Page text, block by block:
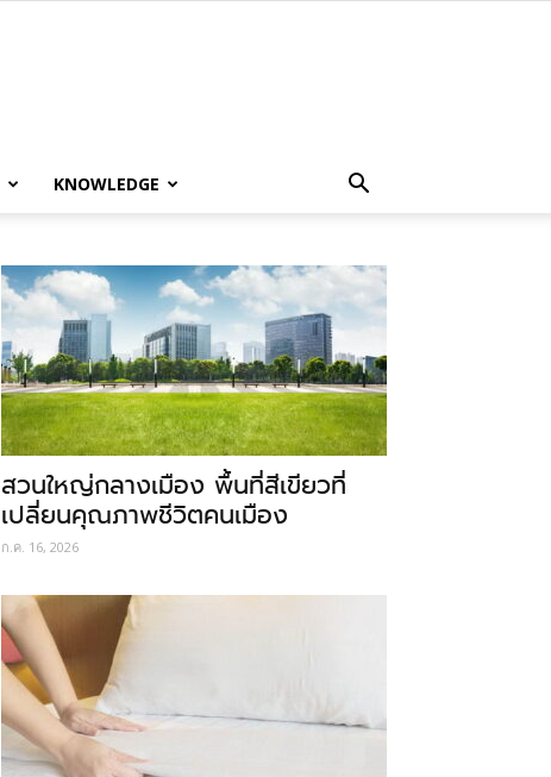
KNOWLEDGE
สวนใหญ่กลางเมือง พื้นที่สีเขียวที่
เปลี่ยนคุณภาพชีวิตคนเมือง
ก.ค. 16, 2026